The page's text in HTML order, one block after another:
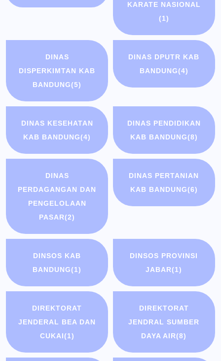
KARATE NASIONAL
(1)
DINAS
DISPERKIMTAN KAB
BANDUNG(5)
DINAS DPUTR KAB
BANDUNG(4)
DINAS KESEHATAN
KAB BANDUNG(4)
DINAS PENDIDIKAN
KAB BANDUNG(8)
DINAS
PERDAGANGAN DAN
PENGELOLAAN
PASAR(2)
DINAS PERTANIAN
KAB BANDUNG(6)
DINSOS KAB
BANDUNG(1)
DINSOS PROVINSI
JABAR(1)
DIREKTORAT
JENDERAL BEA DAN
CUKAI(1)
DIREKTORAT
JENDRAL SUMBER
DAYA AIR(8)